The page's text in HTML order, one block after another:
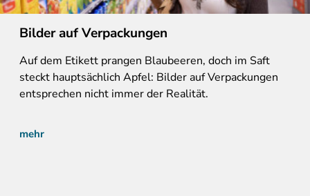
Bilder auf Verpackungen
Aufdem Etikett prangen Blaubeeren, doch im Saft
steckt hauptsächlich Apfel: Bilder auf Verpackungen
entsprechen nicht immer der Realität.
mehr